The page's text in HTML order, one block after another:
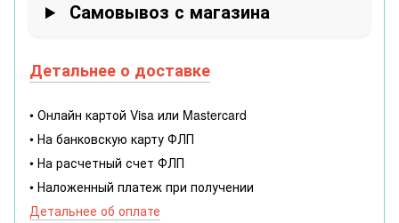
Самовывоз с магазина
Детальнее о доставке
• Онлайн картой Visa или Mastercard
• На банковскую карту ФЛП
• На расчетный счет ФЛП
• Наложенный платеж при получении
Детальнее об оплате